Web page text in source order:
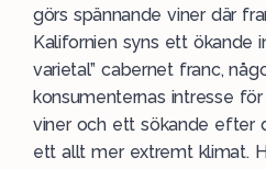
görs spännande viner där
Kalifornien syns ett ökande
varietal” cabernet franc,
konsumenternas intresse
viner och ett sökande efter
ett allt mer extremt klimat.